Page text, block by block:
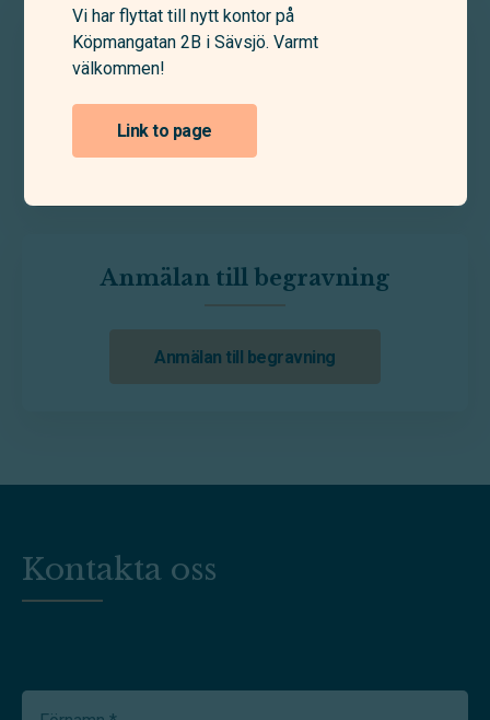
Skicka blommor till
Skicka blommor
Anmälan till begravning
Anmälan till begravning
Kontakta oss
Vi har flyttat till nytt kontor på
Köpmangatan 2B i Sävsjö. Varmt
välkommen!
Link to page